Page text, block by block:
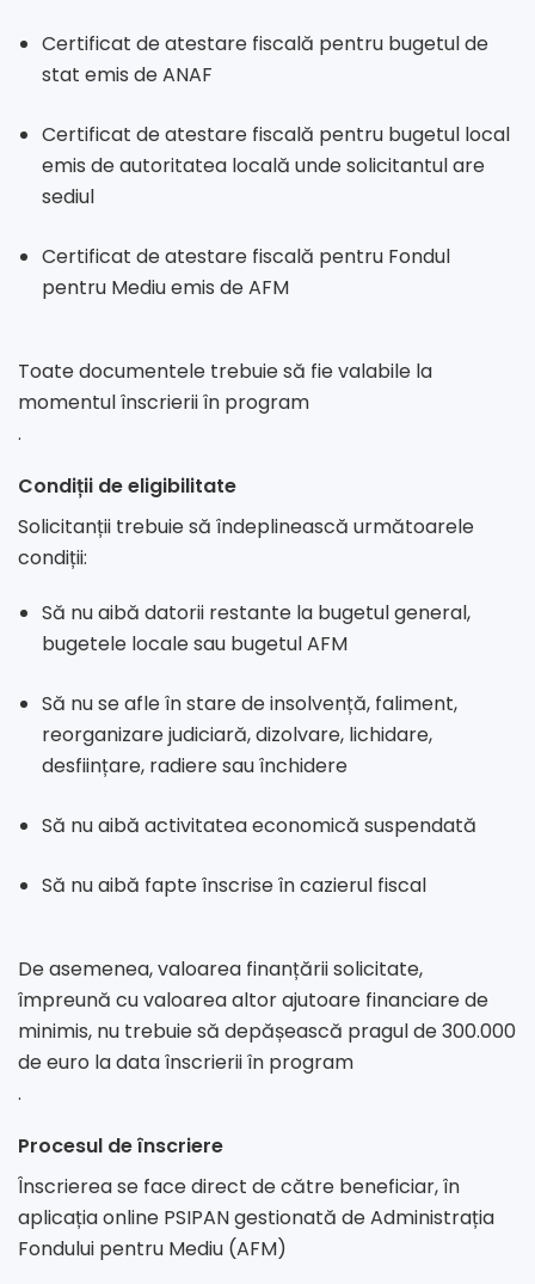
Certificat de atestare fiscală pentru bugetul de
stat emis de ANAF
Certificat de atestare fiscală pentru bugetul local
emis de autoritatea locală unde solicitantul are
sediul
Certificat de atestare fiscală pentru Fondul
pentru Mediu emis de AFM
Toate documentele trebuie să fie valabile la
momentul înscrierii în program
.
Condiții de eligibilitate
Solicitanții trebuie să îndeplinească următoarele
condiții:
Să nu aibă datorii restante la bugetul general,
bugetele locale sau bugetul AFM
Să nu se afle în stare de insolvență, faliment,
reorganizare judiciară, dizolvare, lichidare,
desființare, radiere sau închidere
Să nu aibă activitatea economică suspendată
Să nu aibă fapte înscrise în cazierul fiscal
De asemenea, valoarea finanțării solicitate,
împreună cu valoarea altor ajutoare financiare de
minimis, nu trebuie să depășească pragul de 300.000
de euro la data înscrierii în program
.
Procesul de înscriere
Înscrierea se face direct de către beneficiar, în
aplicația online PSIPAN gestionată de Administrația
Fondului pentru Mediu (AFM)